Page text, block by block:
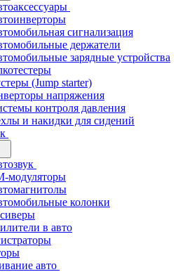
сигнализация
держатели
зарядные устройства
(Jump starter)
напряжения
контроля давления
и накидки для сидений
модуляторы
колонки
в авто
авто